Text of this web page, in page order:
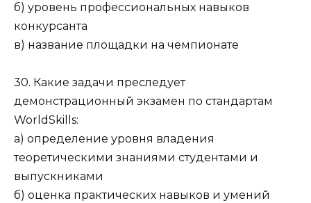
б) уровень профессиональных навыков
конкурсанта
в) название площадки на чемпионате
30. Какие задачи преследует
демонстрационный экзамен по стандартам
WorldSkills:
а) определение уровня владения
теоретическими знаниями студентами и
выпускниками
б) оценка практических навыков и умений